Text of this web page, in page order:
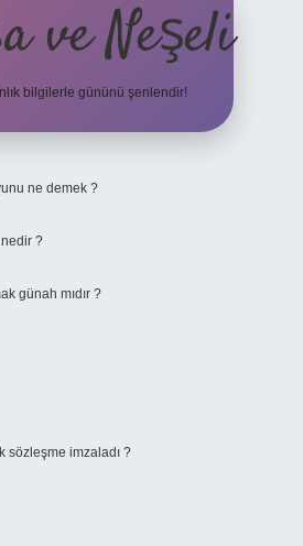
ve Neşeli
bilgilerle gününü şenlendir!
ne demek ?
?
günah mıdır ?
sözleşme imzaladı ?